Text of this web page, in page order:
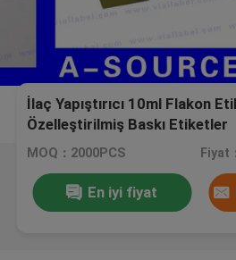
İlaç Yapıştırıcı 10ml Flakon
Özelleştirilmiş Baskı Etiketler
MOQ：2000PCS Fiyat
En iyi fiyat